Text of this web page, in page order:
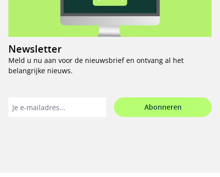
Newsletter
Meld u nu aan voor de nieuwsbrief en ontvang al het
belangrijke nieuws.
Abonneren